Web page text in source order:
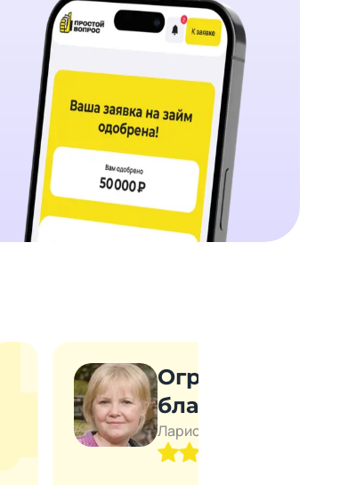
Огромная
благодарность!
Лариса